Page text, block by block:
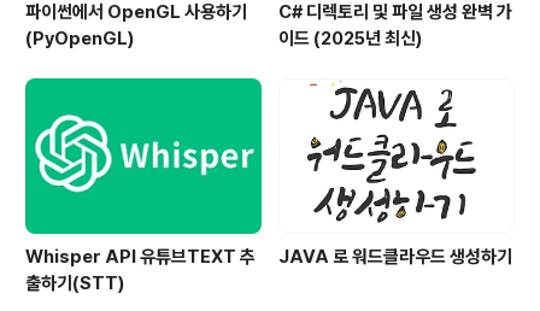
파이썬에서 OpenGL 사용하기
(PyOpenGL)
C# 디렉토리 및 파일 생성 완벽 가
이드 (2025년 최신)
Whisper API 유튜브TEXT 추
출하기(STT)
JAVA 로 워드클라우드 생성하기